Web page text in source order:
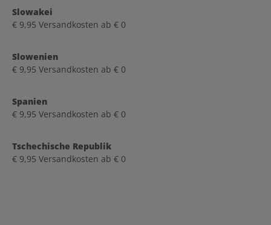
Slowakei
€ 9,95 Versandkosten ab € 0
Slowenien
€ 9,95 Versandkosten ab € 0
Spanien
€ 9,95 Versandkosten ab € 0
Tschechische Republik
€ 9,95 Versandkosten ab € 0